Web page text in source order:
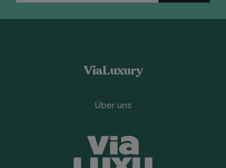
ViaLuxury
Über uns